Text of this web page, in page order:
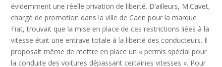
évidemment une réelle privation de liberté. D’ailleurs, M.Cavet,
chargé de promotion dans la ville de Caen pour la marque
Fiat, trouvait que la mise en place de ces restrictions liées à la
vitesse était une entrave totale à la liberté des conducteurs. Il
proposait même de mettre en place un « permis spécial pour
la conduite des voitures dépassant certaines vitesses ». Pour